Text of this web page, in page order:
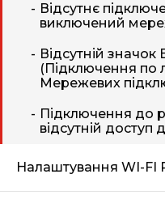
Відсутнє
виключений
Відсутній значок
(Підключення по
Мережевих
Підключення до
відсутній доступ
Налаштування WI-FI